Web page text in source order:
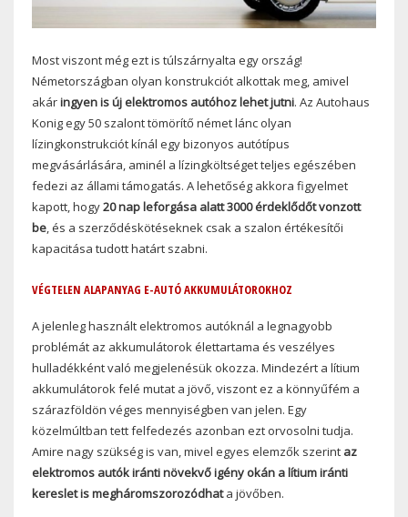
Most viszont még ezt is túlszárnyalta egy ország!
Németországban olyan konstrukciót alkottak meg, amivel
akáringyen is új elektromos autóhoz lehet jutni. Az Autohaus
Konig egy 50 szalont tömörítő német lánc olyan
lízingkonstrukciót kínál egy bizonyos autótípus
megvásárlására, aminél a lízingköltséget teljes egészében
fedezi az állami támogatás. A lehetőség akkora figyelmet
kapott, hogy20 nap leforgása alatt 3000 érdeklődőt vonzott
be, és a szerződéskötéseknek csak a szalon értékesítői
kapacitása tudott határt szabni.
VÉGTELEN ALAPANYAG E-AUTÓ AKKUMULÁTOROKHOZ
A jelenleg használt elektromos autóknál a legnagyobb
problémát az akkumulátorok élettartama és veszélyes
hulladékként való megjelenésük okozza. Mindezért a lítium
akkumulátorok felé mutat a jövő, viszont ez a könnyűfém a
szárazföldön véges mennyiségben van jelen. Egy
közelmúltban tett felfedezés azonban ezt orvosolni tudja.
Amire nagy szükség is van, mivel egyes elemzők szerint az
elektromos autók iránti növekvő igény okán a lítium iránti
kereslet is megháromszorozódhata jövőben.